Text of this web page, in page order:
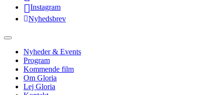
Instagram
Nyhedsbrev
Nyheder & Events
Program
Kommende film
Om Gloria
Lej Gloria